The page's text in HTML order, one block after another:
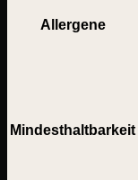
Allergene
Mindesthaltbarkeit